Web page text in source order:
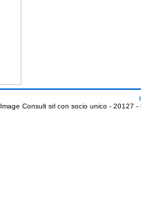
Image Consult srl con socio unico - 20127